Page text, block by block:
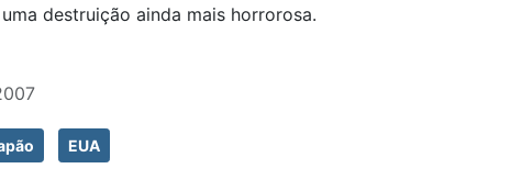
destruição ainda mais horrorosa.
EUA